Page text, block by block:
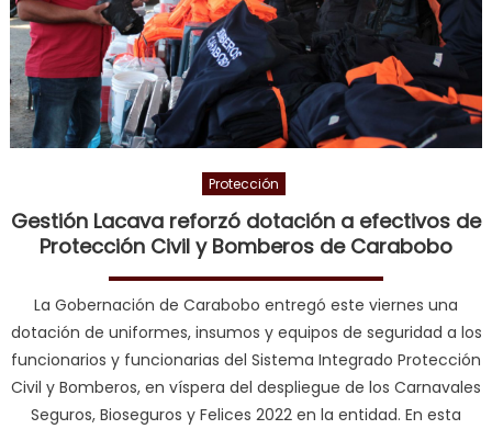
Protección
Gestión Lacava reforzó dotación a efectivos de
Protección Civil y Bomberos de Carabobo
La Gobernación de Carabobo entregó este viernes una
dotación de uniformes, insumos y equipos de seguridad a los
funcionarios y funcionarias del Sistema Integrado Protección
Civil y Bomberos, en víspera del despliegue de los Carnavales
Seguros, Bioseguros y Felices 2022 en la entidad. En esta